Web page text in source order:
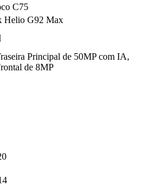
C75
Helio G92 Max
Principal de 50MP com IA,
de 8MP